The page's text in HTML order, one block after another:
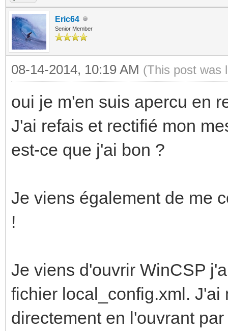
Eric64
Senior Member
08-14-2014, 10:19 AM (This post was
oui je m'en suis apercu en
J'ai refais et rectifié mon
est-ce que j'ai bon ?
Je viens également de me
!
Je viens d'ouvrir WinCSP
fichier local_config.xml.
directement en l'ouvrant